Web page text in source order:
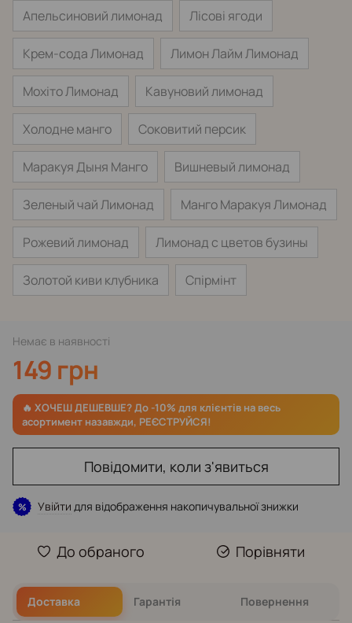
Апельсиновий лимонад Лісові ягоди
Крем-сода Лимонад Лимон Лайм Лимонад
Мохіто Лимонад Кавуновий лимонад
Холодне манго Соковитий персик
Маракуя Дыня Манго Вишневый лимонад
Зеленый чай Лимонад Манго Маракуя Лимонад
Рожевий лимонад Лимонад с цветов бузины
Золотой киви клубника Спірмінт
Немає в наявності
149 грн
Повідомити, коли з'явиться
% Увійти для відображення накопичувальної знижки
До обраного Порівняти
Доставка Гарантія Повернення